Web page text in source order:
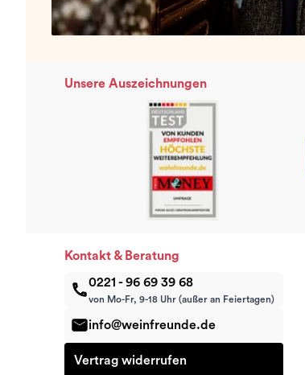
Unsere Auszeichnungen
Kontakt & Beratung
0221 - 96 69 39 68
von Mo-Fr, 9-18 Uhr (außer an Feiertagen)
info@weinfreunde.de
Vertrag widerrufen